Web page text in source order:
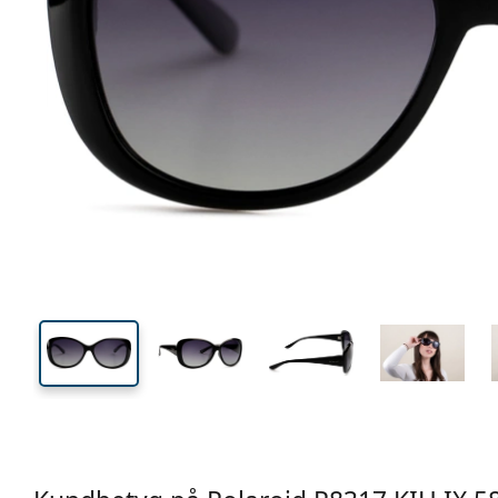
Bredd
46 mm
Linshöjd Linsbredd
Linsbredd